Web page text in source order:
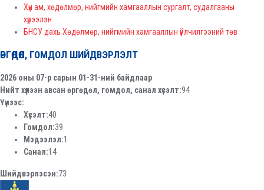
Хүн ам, хөдөлмөр, нийгмийн хамгааллын сургалт, судалгааны
хүрээлэн
БНСУ дахь Хөдөлмөр, нийгмийн хамгааллын үйлчилгээний төв
ӨРГӨДӨЛ, ГОМДОЛ ШИЙДВЭРЛЭЛТ
2026 оны 07-р сарын 01-31-ний байдлаар
Нийт хүлээн авсан өргөдөл, гомдол, санал хүсэлт:94
Үүнээс:
Хүсэлт:40
Гомдол:39
Мэдээлэл:1
Санал:14
Шийдвэрлэсэн:73